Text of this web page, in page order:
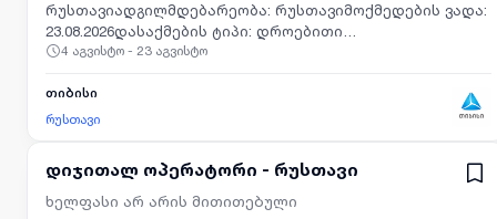
რუსთავიადგილმდებარეობა: რუსთავიმოქმედების ვადა:
23.08.2026დასაქმების ტიპი: დროებითი
ხელშეკრულებასამუშაო გრაფიკი: სრული
4 აგვისტო - 23 აგვისტო
თიბისი
რუსთავი
დიჯითალ ოპერატორი - რუსთავი
ხელფასი არ არის მითითებული